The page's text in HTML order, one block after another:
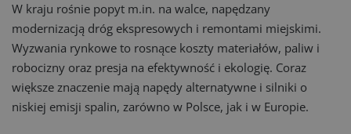
W kraju rośnie popyt m.in. na walce, napędzany
modernizacją dróg ekspresowych i remontami miejskimi.
Wyzwania rynkowe to rosnące koszty materiałów, paliw i
robocizny oraz presja na efektywność i ekologię. Coraz
większe znaczenie mają napędy alternatywne i silniki o
niskiej emisji spalin, zarówno w Polsce, jak i w Europie.